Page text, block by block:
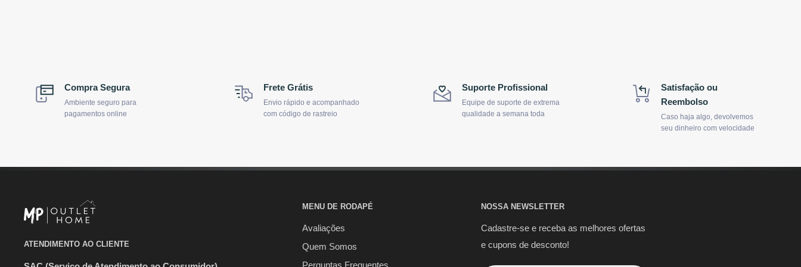
Compra Segura
Ambiente seguro para
pagamentos online
Frete Grátis
Envio rápido e acompanhado
com código de rastreio
Suporte Profissional
Equipe de suporte de extrema
qualidade a semana toda
Satisfação ou
Reembolso
Caso haja algo, devolvemos
seu dinheiro com velocidade
ATENDIMENTO AO CLIENTE
MENU DE RODAPÉ
Avaliações
Quem Somos
Perguntas Frequentes
NOSSA NEWSLETTER
Cadastre-se e receba as melhores ofertas
e cupons de desconto!